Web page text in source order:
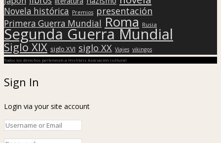
Novela histórica Premios presentación
Primera Guerra Mundial Roma Rusia
Segunda Guerra Mundial
Siglo XIX siglo XVI siglo XX Viajes vikingos
Todos los derechos pertenecen a Hislibris Asociación cultural
Sign In
Login via your site account